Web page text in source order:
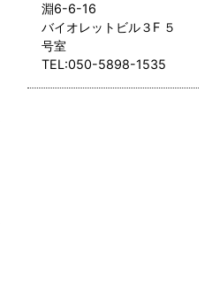
淵6-6-16
バイオレットビル３F ５
号室
TEL:050-5898-1535